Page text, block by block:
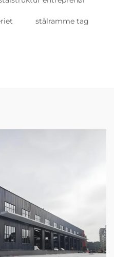
stålramme tag